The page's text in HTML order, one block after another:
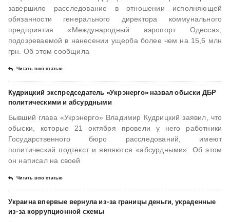
завершило расследование в отношении исполняющей
обязанности генерального директора коммунального
предприятия «Международный аэропорт Одесса»,
подозреваемой в нанесении ущерба более чем на 15,6 млн
грн. Об этом сообщила
Читать всю статью
Кудрицкий экспредседатель «Укрэнерго» назвал обыски ДБР
политическими и абсурдными
Бывший глава «Укрэнерго» Владимир Кудрицкий заявил, что
обыски, которые 21 октября провели у него работники
Государственного бюро расследований, имеют
политический подтекст и являются «абсурдными». Об этом
он написал на своей
Читать всю статью
Украина впервые вернула из-за границы деньги, украденные
из-за коррупционной схемы